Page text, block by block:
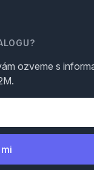
ozveme s